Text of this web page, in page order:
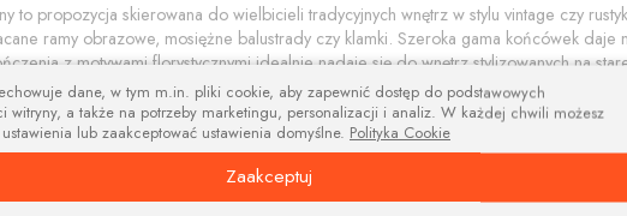
to propozycja skierowana do wielbicieli tradycyjnych wnętrz w stylu vintage czy
ramy obrazowe, mosiężne balustrady czy klamki. Szeroka gama końcówek
z motywami florystycznymi idealnie nadaje się do wnętrz stylizowanych na
są idealne do nowoczesnych aranżacji. Produkt komponuje się bardzo dobrze z
gustownie z zasłonami na tak zwanych "uszach" lub z wykorzystaniem zasłon z
dane, w tym m.in. pliki cookie, aby zapewnić dostęp do podstawowych
witryny, a także na potrzeby marketingu, personalizacji i analiz. W każdej chwili możesz
lub zaakceptować ustawienia domyślne. Polityka Cookie
Zaakceptuj